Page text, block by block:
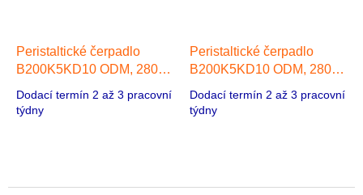
Peristaltické čerpadlo
B200K5KD10 ODM, 280
Motor
Dodací termín 2 až 3 pracovní
týdny
Peristaltické čerpadlo
B200K5KD10 ODM, 280
Motor
Dodací termín 2 až 3 pracovní
týdny